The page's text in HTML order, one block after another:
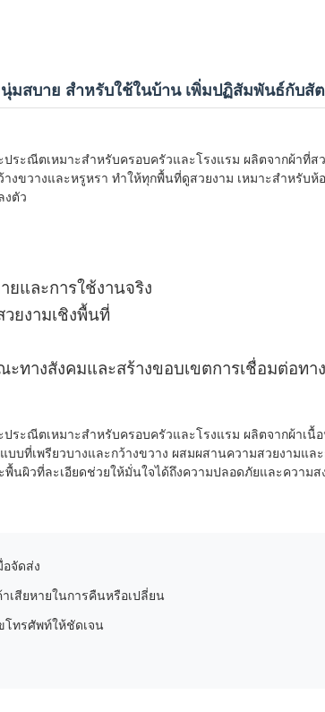
มสบาย สำหรับใช้ในบ้าน เพิ่มปฏิสัมพันธ์กับสัต
ระณีตเหมาะสำหรับครอบครัวและโรงแรม ผลิตจากผ้าที่
ขวางและหรูหรา ทำให้ทุกพื้นที่ดูสวยงาม เหมาะสำหรับห้
งตัว
ยและการใช้งานจริง
ยงามเชิงพื้นที่
ทางสังคมและสร้างขอบเขตการเชื่อมต่อทา
ระณีตเหมาะสำหรับครอบครัวและโรงแรม ผลิตจากผ้าเ
บที่เพรียวบางและกว้างขวาง ผสมผสานความสวยงามแล
นผิวที่ละเอียดช่วยให้มั่นใจได้ถึงความปลอดภัยและความ
จัดส่ง
เสียหายในการคืนหรือเปลี่ยน
โทรศัพท์ให้ชัดเจน